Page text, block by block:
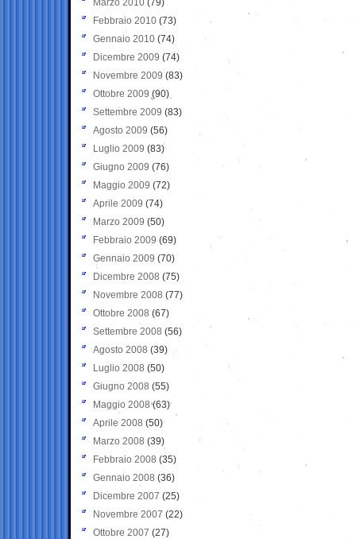
Marzo 2010 (79)
Febbraio 2010 (73)
Gennaio 2010 (74)
Dicembre 2009 (74)
Novembre 2009 (83)
Ottobre 2009 (90)
Settembre 2009 (83)
Agosto 2009 (56)
Luglio 2009 (83)
Giugno 2009 (76)
Maggio 2009 (72)
Aprile 2009 (74)
Marzo 2009 (50)
Febbraio 2009 (69)
Gennaio 2009 (70)
Dicembre 2008 (75)
Novembre 2008 (77)
Ottobre 2008 (67)
Settembre 2008 (56)
Agosto 2008 (39)
Luglio 2008 (50)
Giugno 2008 (55)
Maggio 2008(63)
Aprile 2008 (50)
Marzo 2008 (39)
Febbraio 2008 (35)
Gennaio 2008 (36)
Dicembre 2007 (25)
Novembre 2007 (22)
Ottobre 2007 (27)